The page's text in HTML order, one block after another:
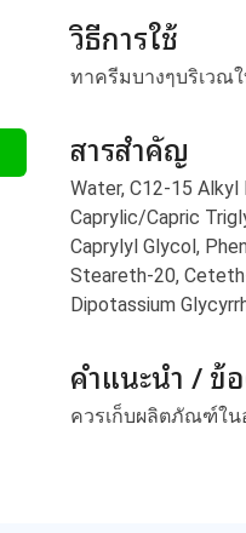
วิธีการใช้
ทาครีมบางๆบริเวณ
สารสำคัญ
Water, C12-15 Alkyl
Caprylic/Capric
Caprylyl Glycol,
Steareth-20,
Dipotassium
คำแนะนำ / ข้
ควรเก็บผลิตภัณฑ์ใ